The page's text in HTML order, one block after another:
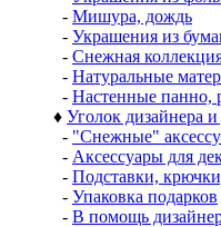
- Мишура, дождь
- Украшения из
- Снежная
- Натуральные
- Настенные панно,
♦ Уголок дизайнера и
- "Снежные"
- Аксессуары для
- Подставки,
- Упаковка подарков
- В помощь